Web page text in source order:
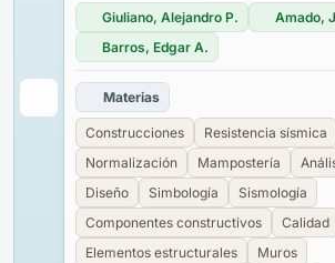
Giuliano, Alejandro P.
Amado,
Barros, Edgar A.
Materias
Construcciones Resistencia sísmica
Normalización
Mampostería
Diseño
Simbología
Sismología
Componentes constructivos
Calidad
Elementos estructurales
Muros